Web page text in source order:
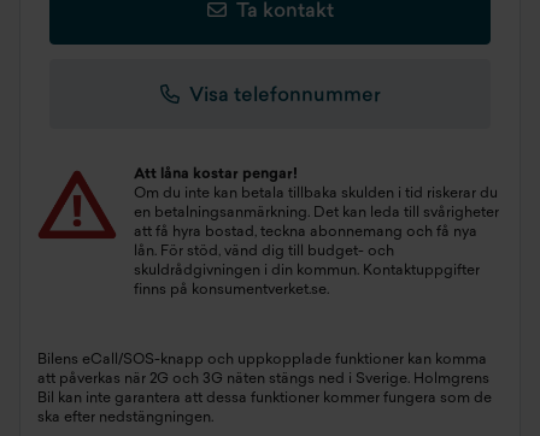
Ta kontakt
Visa telefonnummer
Att låna kostar pengar!
Om du inte kan betala tillbaka skulden i tid riskerar du
en betalningsanmärkning. Det kan leda till svårigheter
att få hyra bostad, teckna abonnemang och få nya
lån. För stöd, vänd dig till budget- och
skuldrådgivningen i din kommun. Kontaktuppgifter
finns på konsumentverket.se.
Bilens eCall/SOS-knapp och uppkopplade funktioner kan komma
att påverkas när 2G och 3G näten stängs ned i Sverige. Holmgrens
Bil kan inte garantera att dessa funktioner kommer fungera som de
ska efter nedstängningen.